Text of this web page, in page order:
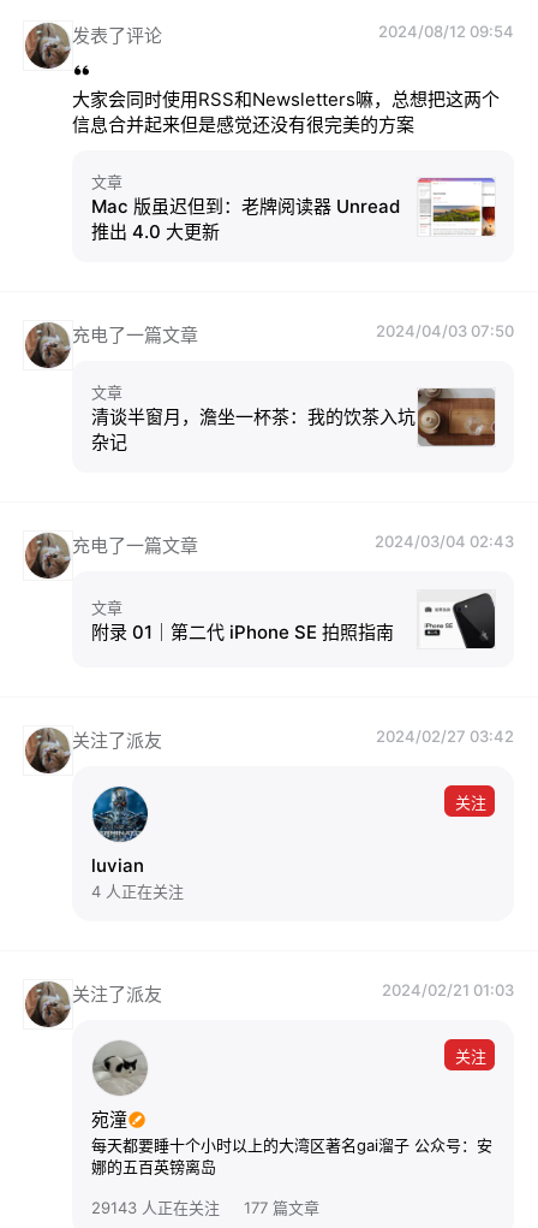
发表了评论 2024/08/12 09:54
大家会同时使用RSS和Newsletters嘛，总想把这两个
信息合并起来但是感觉还没有很完美的方案
文章
Mac 版虽迟但到：老牌阅读器 Unread
推出 4.0 大更新
充电了一篇文章 2024/04/03 07:50
文章
清谈半窗月，澹坐一杯茶：我的饮茶入坑
杂记
充电了一篇文章 2024/03/04 02:43
文章
附录 01｜第二代 iPhone SE 拍照指南
关注了派友 2024/02/27 03:42
关注
luvian
4 人正在关注
关注了派友 2024/02/21 01:03
关注
宛潼
每天都要睡十个小时以上的大湾区著名gai溜子 公众号：安
娜的五百英镑离岛
29143 人正在关注 177 篇文章